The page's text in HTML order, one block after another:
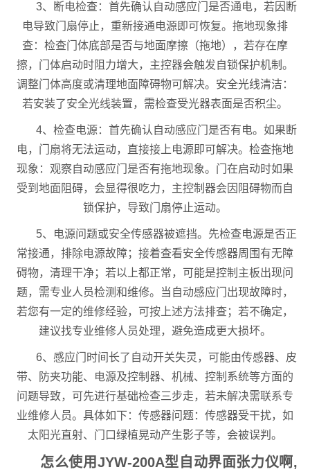
3、断电检查：首先确认自动感应门是否通电，若因断
电导致门扇停止，重新接通电源即可恢复。拖地现象排
查：检查门体底部是否与地面摩擦（拖地），若存在摩
擦，门体启动时阻力增大，主控器会触发自锁保护机制。
调整门体高度或清理地面障碍物可解决。安全光线清洁：
若安装了安全光线装置，需检查受光器表面是否积尘。
4、检查电源：首先确认自动感应门是否有电。如果断
电，门扇将无法运动，直接接上电源即可解决。检查拖地
现象：观察自动感应门是否有拖地现象。门在启动时如果
受到地面阻碍，会显得很吃力，主控制器会因阻碍物而自
锁保护，导致门扇停止运动。
5、电源问题或安全传感器被遮挡。先检查电源是否正
常接通，排除电源故障；接着查看安全传感器周围有无障
碍物，清理干净；若以上都正常，可能是控制主板出现问
题，需专业人员检测和维修。当自动感应门出现故障时，
若您有一定的维修经验，可按上述方法排查；若不确定，
建议找专业维修人员处理，避免造成更大损坏。
6、感应门时间长了自动开关失灵，可能由传感器、皮
带、防夹功能、电源及控制器、机械、控制系统等方面的
问题导致，可先进行基础检查三步走，若未解决需联系专
业维修人员。具体如下：传感器问题：传感器受干扰，如
太阳光直射、门口绿植晃动产生影子等，会被误判。
怎么使用JYW-200A型自动界面张力仪啊,